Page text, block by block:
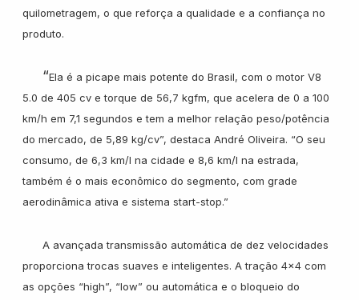
quilometragem, o que reforça a qualidade e a confiança no
produto.
“Ela é a picape mais potente do Brasil, com o motor V8
5.0 de 405 cv e torque de 56,7 kgfm, que acelera de 0 a 100
km/h em 7,1 segundos e tem a melhor relação peso/potência
do mercado, de 5,89 kg/cv”, destaca André Oliveira. “O seu
consumo, de 6,3 km/l na cidade e 8,6 km/l na estrada,
também é o mais econômico do segmento, com grade
aerodinâmica ativa e sistema start-stop.”
A avançada transmissão automática de dez velocidades
proporciona trocas suaves e inteligentes. A tração 4×4 com
as opções “high”, “low” ou automática e o bloqueio do